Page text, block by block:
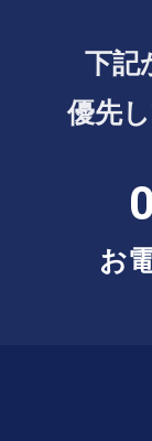
下記
優先
お